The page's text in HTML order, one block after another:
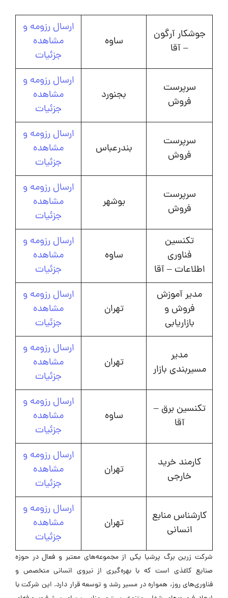
جوشکار آرگون
– آقا
ساوه
ارسال رزومه و
مشاهده
جزئیات
سرپرست
فروش
بجنورد
ارسال رزومه و
مشاهده
جزئیات
سرپرست
فروش
بندرعباس
ارسال رزومه و
مشاهده
جزئیات
سرپرست
فروش
بوشهر
ارسال رزومه و
مشاهده
جزئیات
تکنسین
فناوری
اطلاعات – آقا
ساوه
ارسال رزومه و
مشاهده
جزئیات
مدیر آموزش
فروش و
بازاریابی
تهران
ارسال رزومه و
مشاهده
جزئیات
مدیر
مسیربندی بازار
تهران
ارسال رزومه و
مشاهده
جزئیات
تکنسین برق –
آقا
ساوه
ارسال رزومه و
مشاهده
جزئیات
کارمند خرید
خارجی
تهران
ارسال رزومه و
مشاهده
جزئیات
کارشناس منابع
انسانی
تهران
ارسال رزومه و
مشاهده
جزئیات
شرکت زرین برگ پرشیا یکی از مجموعه‌های معتبر و فعال در حوزه
صنایع کاغذی است که با بهره‌گیری از نیروی انسانی متخصص و
فناوری‌های روز، همواره در مسیر رشد و توسعه قرار دارد. این شرکت با